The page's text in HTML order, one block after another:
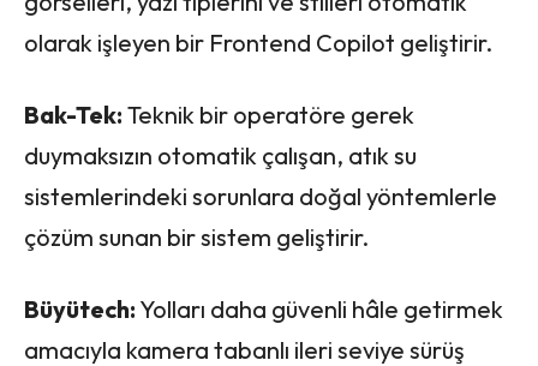
olarak işleyen bir Frontend Copilot geliştirir.
Bak-Tek: Teknik bir operatöre gerek
duymaksızın otomatik çalışan, atık su
sistemlerindeki sorunlara doğal yöntemlerle
çözüm sunan bir sistem geliştirir.
Büyütech: Yolları daha güvenli hâle getirmek
amacıyla kamera tabanlı ileri seviye sürüş